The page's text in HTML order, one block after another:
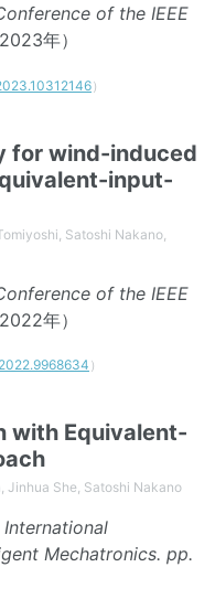
of the IEEE
2023年）
）
for wind-induced
input-
Satoshi Nakano,
of the IEEE
2022年）
）
with Equivalent-
Jinhua She, Satoshi Nakano
Mechatronics. pp.